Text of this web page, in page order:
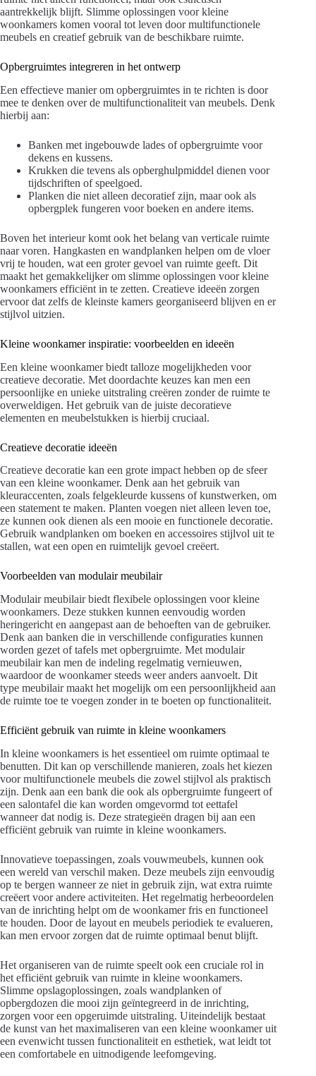
aantrekkelijk blijft. Slimme oplossingen voor kleine
woonkamers komen vooral tot leven door multifunctionele
meubels en creatief gebruik van de beschikbare ruimte.
Opbergruimtes integreren in het ontwerp
Een effectieve manier om opbergruimtes in te richten is door
mee te denken over de multifunctionaliteit van meubels. Denk
hierbij aan:
Banken met ingebouwde lades of opbergruimte voor
dekens en kussens.
Krukken die tevens als opberghulpmiddel dienen voor
tijdschriften of speelgoed.
Planken die niet alleen decoratief zijn, maar ook als
opbergplek fungeren voor boeken en andere items.
Boven het interieur komt ook het belang van verticale ruimte
naar voren. Hangkasten en wandplanken helpen om de vloer
vrij te houden, wat een groter gevoel van ruimte geeft. Dit
maakt het gemakkelijker om slimme oplossingen voor kleine
woonkamers efficiënt in te zetten. Creatieve ideeën zorgen
ervoor dat zelfs de kleinste kamers georganiseerd blijven en er
stijlvol uitzien.
Kleine woonkamer inspiratie: voorbeelden en ideeën
Een kleine woonkamer biedt talloze mogelijkheden voor
creatieve decoratie. Met doordachte keuzes kan men een
persoonlijke en unieke uitstraling creëren zonder de ruimte te
overweldigen. Het gebruik van de juiste decoratieve
elementen en meubelstukken is hierbij cruciaal.
Creatieve decoratie ideeën
Creatieve decoratie kan een grote impact hebben op de sfeer
van een kleine woonkamer. Denk aan het gebruik van
kleuraccenten, zoals felgekleurde kussens of kunstwerken, om
een statement te maken. Planten voegen niet alleen leven toe,
ze kunnen ook dienen als een mooie en functionele decoratie.
Gebruik wandplanken om boeken en accessoires stijlvol uit te
stallen, wat een open en ruimtelijk gevoel creëert.
Voorbeelden van modulair meubilair
Modulair meubilair biedt flexibele oplossingen voor kleine
woonkamers. Deze stukken kunnen eenvoudig worden
heringericht en aangepast aan de behoeften van de gebruiker.
Denk aan banken die in verschillende configuraties kunnen
worden gezet of tafels met opbergruimte. Met modulair
meubilair kan men de indeling regelmatig vernieuwen,
waardoor de woonkamer steeds weer anders aanvoelt. Dit
type meubilair maakt het mogelijk om een persoonlijkheid aan
de ruimte toe te voegen zonder in te boeten op functionaliteit.
Efficiënt gebruik van ruimte in kleine woonkamers
In kleine woonkamers is het essentieel om ruimte optimaal te
benutten. Dit kan op verschillende manieren, zoals het kiezen
voor multifunctionele meubels die zowel stijlvol als praktisch
zijn. Denk aan een bank die ook als opbergruimte fungeert of
een salontafel die kan worden omgevormd tot eettafel
wanneer dat nodig is. Deze strategieën dragen bij aan een
efficiënt gebruik van ruimte in kleine woonkamers.
Innovatieve toepassingen, zoals vouwmeubels, kunnen ook
een wereld van verschil maken. Deze meubels zijn eenvoudig
op te bergen wanneer ze niet in gebruik zijn, wat extra ruimte
creëert voor andere activiteiten. Het regelmatig herbeoordelen
van de inrichting helpt om de woonkamer fris en functioneel
te houden. Door de layout en meubels periodiek te evalueren,
kan men ervoor zorgen dat de ruimte optimaal benut blijft.
Het organiseren van de ruimte speelt ook een cruciale rol in
het efficiënt gebruik van ruimte in kleine woonkamers.
Slimme opslagoplossingen, zoals wandplanken of
opbergdozen die mooi zijn geïntegreerd in de inrichting,
zorgen voor een opgeruimde uitstraling. Uiteindelijk bestaat
de kunst van het maximaliseren van een kleine woonkamer uit
een evenwicht tussen functionaliteit en esthetiek, wat leidt tot
een comfortabele en uitnodigende leefomgeving.